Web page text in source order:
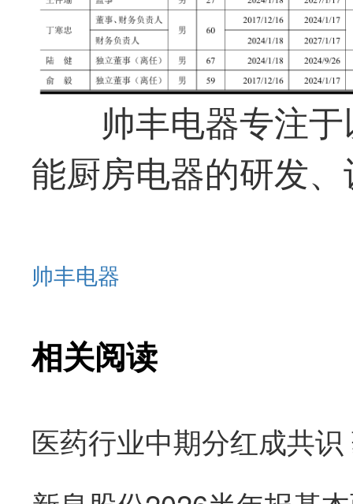
帅丰电器专注
能厨房电器的研发
帅丰电器
相关阅读
医药行业中期分红成共